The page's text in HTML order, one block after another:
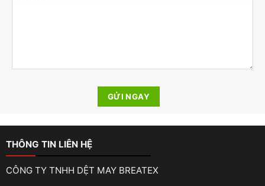
THÔNG TIN LIÊN HỆ
CÔNG TY TNHH DỆT MAY BREATEX